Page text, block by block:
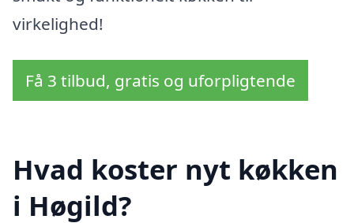
virkelighed!
Få 3 tilbud, gratis og uforpligtende
Hvad koster nyt køkken
i Høgild?